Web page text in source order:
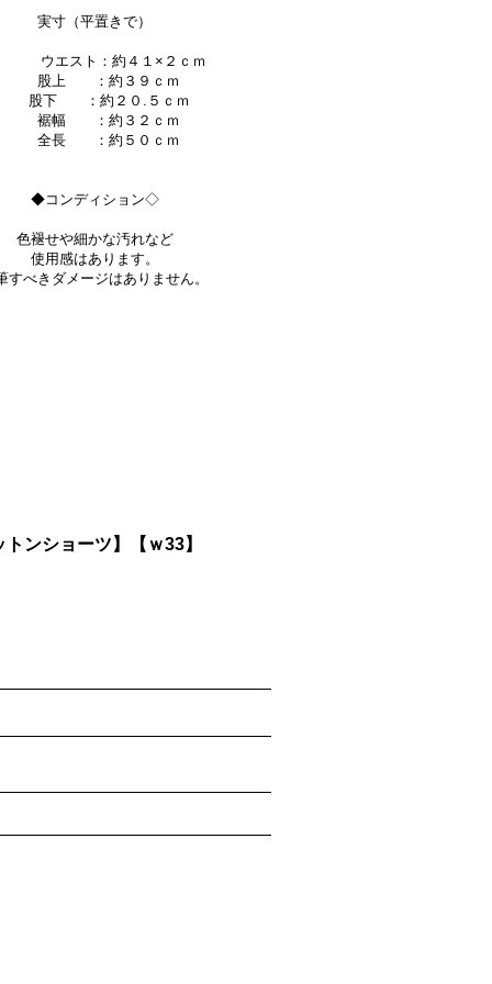
実寸（平置きで）
スト：約４１×２ｃｍ
股上 ：約３９ｃｍ
股下 ：約２０.５ｃｍ
裾幅 ：約３２ｃｍ
全長 ：約５０ｃｍ
◆コンディション◇
色褪せや細かな汚れなど
使用感はあります。
すべきダメージはありません。
ンショーツ】【ｗ33】